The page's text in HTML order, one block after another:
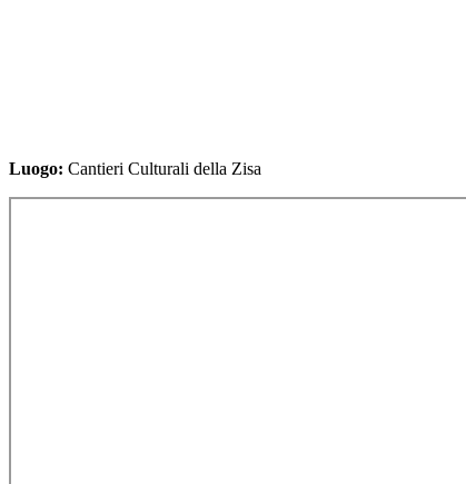
Luogo: Cantieri Culturali della Zisa